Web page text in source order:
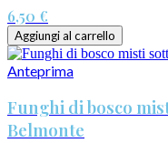
6,50 €
Aggiungi al carrello
Anteprima
Funghi di bosco
Belmonte